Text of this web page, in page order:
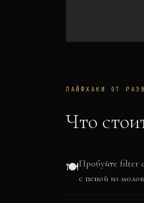
ЛАЙФХАКИ ОТ
Что
🍽️Пробуйте filter
с пеной из